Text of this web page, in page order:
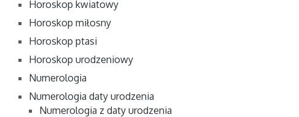
Horoskop kwiatowy
Horoskop miłosny
Horoskop ptasi
Horoskop urodzeniowy
Numerologia
Numerologia daty urodzenia
Numerologia z daty urodzenia